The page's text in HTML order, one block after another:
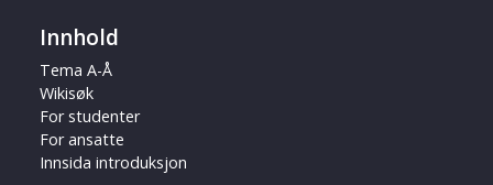
Innhold
Tema A-Å
Wikisøk
For studenter
For ansatte
Innsida introduksjon